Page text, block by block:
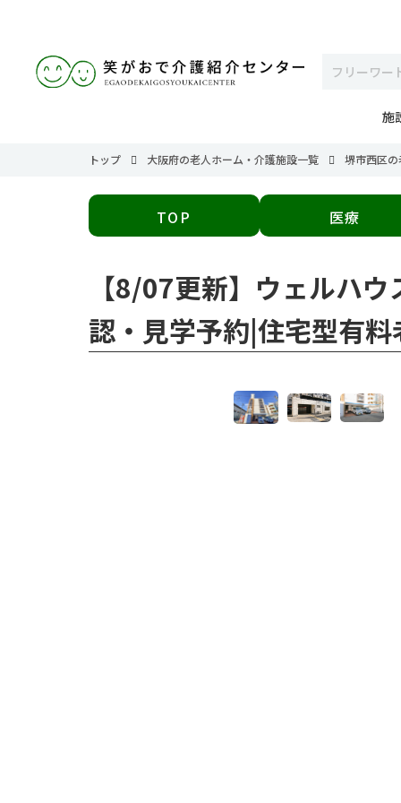
施
トップ 大阪府の老人ホーム・介護施設一覧 堺市西区
TOP 医療
【8/07更新】ウェルハ
認・見学予約|住宅型有